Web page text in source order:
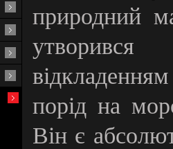
природний
порід на
Він є